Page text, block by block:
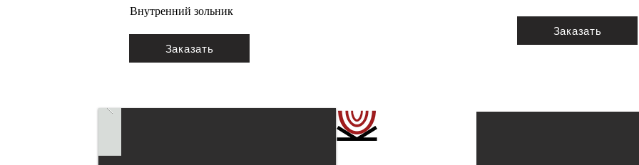
Внутренний зольник
Заказать
Заказать